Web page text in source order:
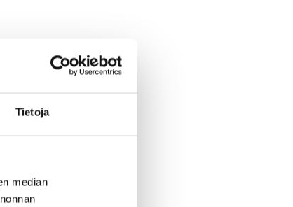
Tietoja
median